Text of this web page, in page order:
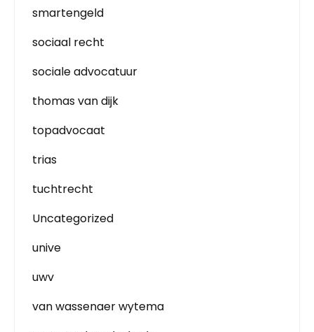
smartengeld
sociaal recht
sociale advocatuur
thomas van dijk
topadvocaat
trias
tuchtrecht
Uncategorized
unive
uwv
van wassenaer wytema